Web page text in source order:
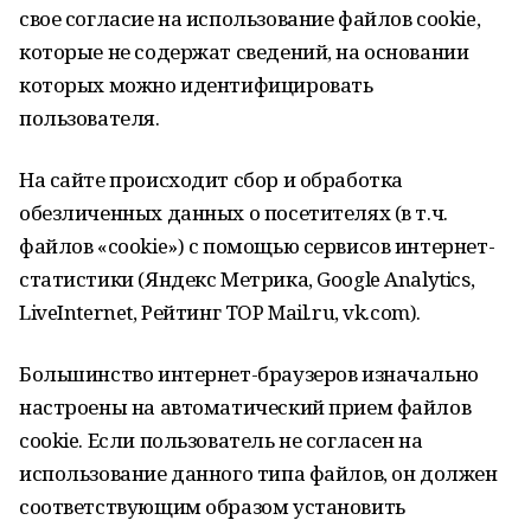
свое согласие на использование файлов cookie,
которые не содержат сведений, на основании
которых можно идентифицировать
пользователя.
На сайте происходит сбор и обработка
обезличенных данных о посетителях (в т.ч.
файлов «cookie») с помощью сервисов интернет-
статистики (Яндекс Метрика, Google Analytics,
LiveInternet, Рейтинг TOP Mail.ru, vk.com).
Большинство интернет-браузеров изначально
настроены на автоматический прием файлов
cookie. Если пользователь не согласен на
использование данного типа файлов, он должен
соответствующим образом установить